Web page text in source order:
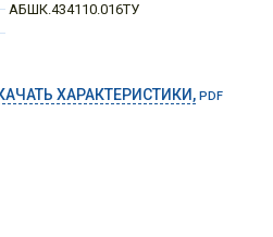
АБШК.434110.016ТУ
ХАРАКТЕРИСТИКИ, PDF